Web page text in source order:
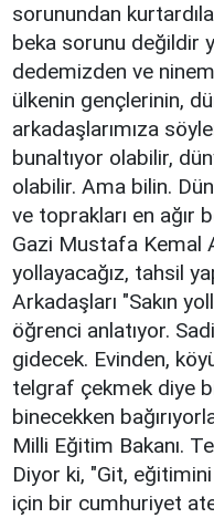
sorunundan
beka sorunu değildir
dedemizden ve
ülkenin gençlerinin,
arkadaşlarımıza
bunaltıyor olabilir,
olabilir. Ama bilin.
ve toprakları en ağır
Gazi Mustafa Kemal
yollayacağız, tahsil
Arkadaşları "Sakın
öğrenci anlatıyor.
gidecek. Evinden,
telgraf çekmek diye
binecekken
Milli Eğitim Bakanı.
Diyor ki, "Git,
için bir cumhuriyet